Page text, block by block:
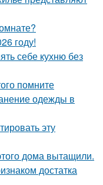
году!
себе кухню без
помните
одежды в
эту
дома вытащили.
достатка